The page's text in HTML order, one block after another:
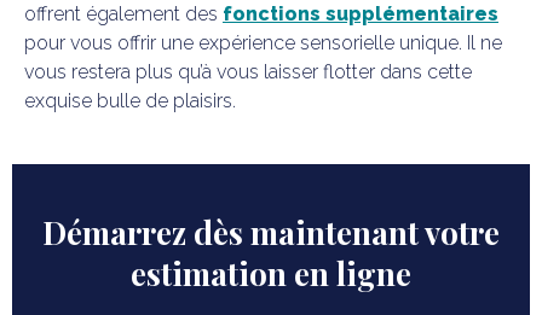
offrent également des fonctions supplémentaires
pour vous offrir une expérience sensorielle unique. Il ne
vous restera plus qu’à vous laisser flotter dans cette
exquise bulle de plaisirs.
Démarrez dès maintenant votre
estimation en ligne